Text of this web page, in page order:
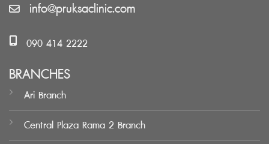
info@pruksaclinic.com
090 414 2222
BRANCHES
Ari Branch
Central Plaza Rama 2 Branch